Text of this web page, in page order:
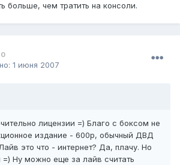
больше, чем тратить на консоли.
0
1 июня 2007
лицензии =) Благо с боксом не
издание - 600р, обычный ДВД
это что - интернет? Да, плачу. Но
=) Ну можно еще за лайв считать